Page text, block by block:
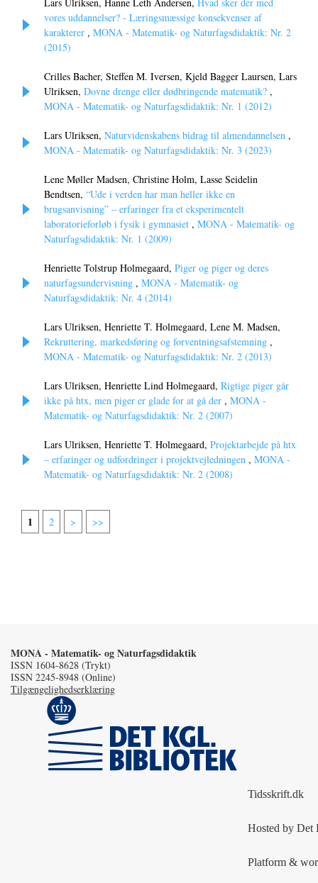
Lars Ulriksen, Hanne Leth Andersen, Hvad sker der med
vores uddannelser? - Læringsmæssige konsekvenser af
karakterer , MONA - Matematik- og Naturfagsdidaktik: Nr. 2
(2015)
Crilles Bacher, Steffen M. Iversen, Kjeld Bagger Laursen, Lars
Ulriksen, Dovne drenge eller dødbringende matematik? ,
MONA - Matematik- og Naturfagsdidaktik: Nr. 1 (2012)
Lars Ulriksen, Naturvidenskabens bidrag til almendannelsen ,
MONA - Matematik- og Naturfagsdidaktik: Nr. 3 (2023)
Lene Møller Madsen, Christine Holm, Lasse Seidelin
Bendtsen, “Ude i verden har man heller ikke en
brugsanvisning” – erfaringer fra et eksperimentelt
laboratorieforløb i fysik i gymnasiet , MONA - Matematik- og
Naturfagsdidaktik: Nr. 1 (2009)
Henriette Tolstrup Holmegaard, Piger og piger og deres
naturfagsundervisning , MONA - Matematik- og
Naturfagsdidaktik: Nr. 4 (2014)
Lars Ulriksen, Henriette T. Holmegaard, Lene M. Madsen,
Rekruttering, markedsføring og forventningsafstemning ,
MONA - Matematik- og Naturfagsdidaktik: Nr. 2 (2013)
Lars Ulriksen, Henriette Lind Holmegaard, Rigtige piger går
ikke på htx, men piger er glade for at gå der , MONA -
Matematik- og Naturfagsdidaktik: Nr. 2 (2007)
Lars Ulriksen, Henriette T. Holmegaard, Projektarbejde på htx
– erfaringer og udfordringer i projektvejledningen , MONA -
Matematik- og Naturfagsdidaktik: Nr. 2 (2008)
1 2 > >>
MONA - Matematik- og Naturfagsdidaktik
ISSN 1604-8628 (Trykt)
ISSN 2245-8948 (Online)
Tilgængelighedserklæring